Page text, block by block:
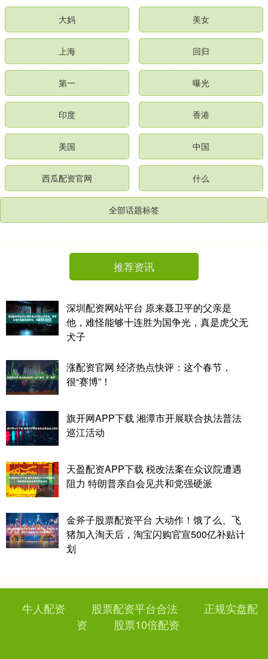
大妈 美女
上海 回归
第一 曝光
印度 香港
美国 中国
西瓜配资官网 什么
全部话题标签
推荐资讯
深圳配资网站平台 原来聂卫平的父亲是
他，难怪能够十连胜为国争光，真是虎父无
犬子
涨配资官网 经济热点快评：这个春节，
很“赛博”！
旗开网APP下载 湘潭市开展联合执法普法
巡江活动
天盈配资APP下载 税改法案在众议院遭遇
阻力 特朗普亲自会见共和党强硬派
金斧子股票配资平台 大动作！饿了么、飞
猪加入淘天后，淘宝闪购官宣500亿补贴计
划
牛人配资 股票配资平台合法
正规实盘配
资
股票10倍配资